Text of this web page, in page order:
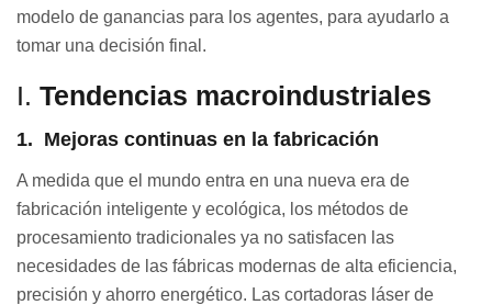
modelo de ganancias para los agentes, para ayudarlo a
tomar una decisión final.
I. Tendencias macroindustriales
1. Mejoras continuas en la fabricación
A medida que el mundo entra en una nueva era de
fabricación inteligente y ecológica, los métodos de
procesamiento tradicionales ya no satisfacen las
necesidades de las fábricas modernas de alta eficiencia,
precisión y ahorro energético. Las cortadoras láser de